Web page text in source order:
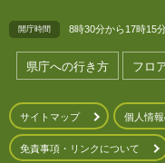
開庁時間 8時30分から17時15
県庁への行き方 フロ
サイトマップ 個人情
免責事項・リンクについて